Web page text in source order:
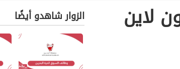
لاين الزوار شاهدو أيضًا